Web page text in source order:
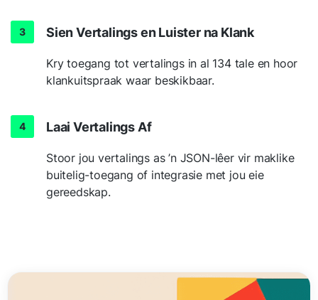
Sien Vertalings en Luister na Klank
Kry toegang tot vertalings in al 134 tale en hoor
klankuitspraak waar beskikbaar.
Laai Vertalings Af
Stoor jou vertalings as ’n JSON-lêer vir maklike
buitelig-toegang of integrasie met jou eie
gereedskap.